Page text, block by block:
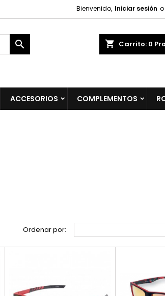
Bienvenido, Iniciar sesión o
shopping_cart Carrito: 0

ACCESORIOS COMPLEMENTOS
Ordenar por: